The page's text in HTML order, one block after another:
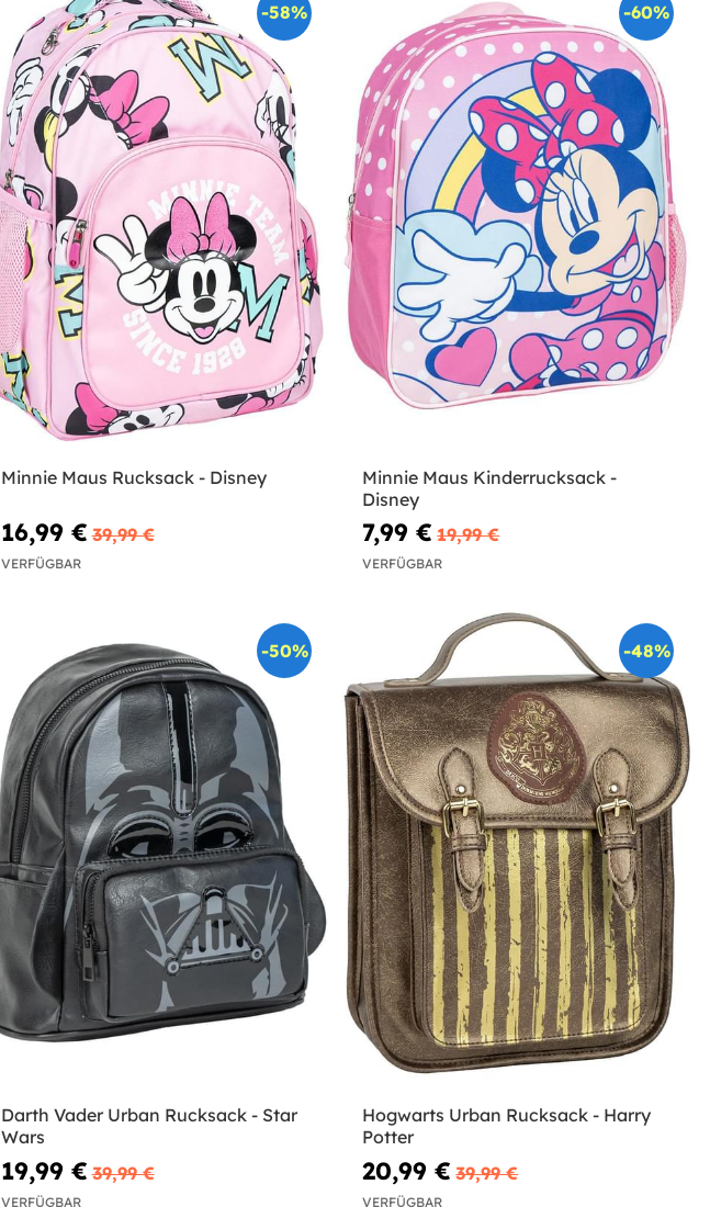
-58%
Minnie Maus Rucksack - Disney
16,99 € 39,99 €
VERFÜGBAR
-60%
Minnie Maus Kinderrucksack -
Disney
7,99 € 19,99 €
VERFÜGBAR
-50%
Darth Vader Urban Rucksack - Star
Wars
19,99 € 39,99 €
VERFÜGBAR
-48%
Hogwarts Urban Rucksack - Harry
Potter
20,99 € 39,99 €
VERFÜGBAR